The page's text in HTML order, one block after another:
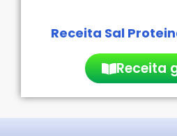
Receita Sal
Receita